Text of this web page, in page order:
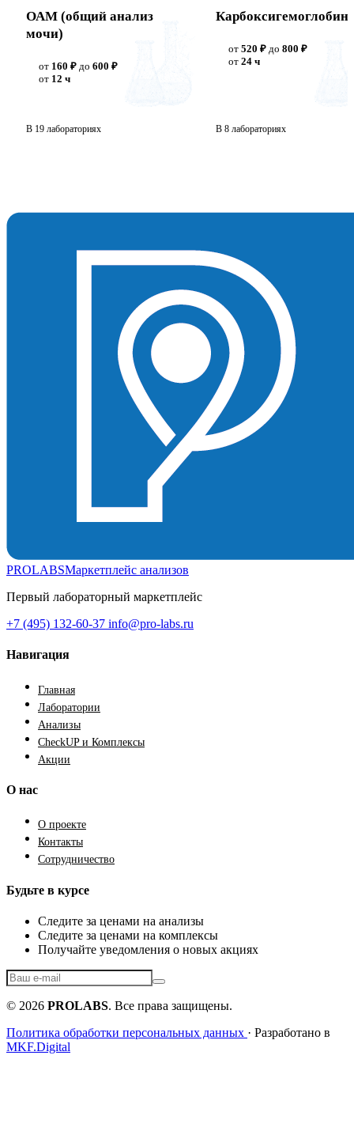
ОАМ (общий анализ
мочи)
от 160 ₽ до 600 ₽
от 12 ч
В 19 лабораториях
Карбоксигемоглобин
от 520 ₽ до 800 ₽
от 24 ч
В 8 лабораториях
PROLABSМаркетплейс анализов
Первый лабораторный маркетплейс
+7 (495) 132-60-37 info@pro-labs.ru
Навигация
Главная
Лаборатории
Анализы
CheckUP и Комплексы
Акции
О нас
О проекте
Контакты
Сотрудничество
Будьте в курсе
Следите за ценами на анализы
Следите за ценами на комплексы
Получайте уведомления о новых акциях
© 2026 PROLABS. Все права защищены.
Политика обработки персональных данных · Разработано в
MKF.Digital